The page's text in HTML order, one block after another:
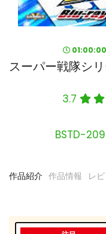
3.7
BSTD-
作品紹介 作品情報 レ